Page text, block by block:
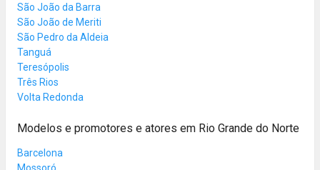
São João da Barra
São João de Meriti
São Pedro da Aldeia
Tanguá
Teresópolis
Três Rios
Volta Redonda
Modelos e promotores e atores em Rio Grande do Norte
Barcelona